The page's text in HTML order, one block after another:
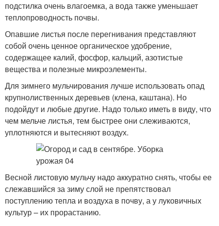
подстилка очень влагоемка, а вода также уменьшает
теплопроводность почвы.
Опавшие листья после перегнивания представляют
собой очень ценное органическое удобрение,
содержащее калий, фосфор, кальций, азотистые
вещества и полезные микроэлементы.
Для зимнего мульчирования лучше использовать опад
крупнолиственных деревьев (клена, каштана). Но
подойдут и любые другие. Надо только иметь в виду, что
чем мельче листья, тем быстрее они слеживаются,
уплотняются и вытесняют воздух.
Весной листовую мульчу надо аккуратно снять, чтобы ее
слежавшийся за зиму слой не препятствовал
поступлению тепла и воздуха в почву, а у луковичных
культур – их прорастанию.